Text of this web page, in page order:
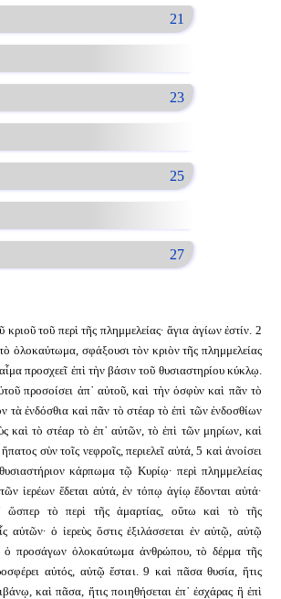
21
23
25
27
τοῦ περὶ τῆς πλημμελείας· ἅγια ἁγίων ἐστίν. 2
ὁλοκαύτωμα, σφάξουσι τὸν κριὸν τῆς πλημμελείας
προσχεεῖ ἐπὶ τὴν βάσιν τοῦ θυσιαστηρίου κύκλῳ.
προσοίσει ἀπ᾿ αὐτοῦ, καὶ τὴν ὀσφὺν καὶ πᾶν τὸ
τὰ ἐνδόσθια καὶ πᾶν τὸ στέαρ τὸ ἐπὶ τῶν ἐνδοσθίων
καὶ τὸ στέαρ τὸ ἐπ᾿ αὐτῶν, τὸ ἐπὶ τῶν μηρίων, καὶ
σὺν τοῖς νεφροῖς, περιελεῖ αὐτά, 5 καὶ ἀνοίσει
κάρπωμα τῷ Κυρίῳ· περὶ πλημμελείας
ἱερέων ἔδεται αὐτά, ἐν τόπῳ ἁγίῳ ἔδονται αὐτά·
ὥσπερ τὸ περὶ τῆς ἁμαρτίας, οὕτω καὶ τὸ τῆς
αὐτῶν· ὁ ἱερεὺς ὅστις ἐξιλάσσεται ἐν αὐτῷ, αὐτῷ
ὁ προσάγων ὁλοκαύτωμα ἀνθρώπου, τὸ δέρμα τῆς
αὐτός, αὐτῷ ἔσται. 9 καὶ πᾶσα θυσία, ἥτις
καὶ πᾶσα, ἥτις ποιηθήσεται ἐπ᾿ ἐσχάρας ἢ ἐπὶ